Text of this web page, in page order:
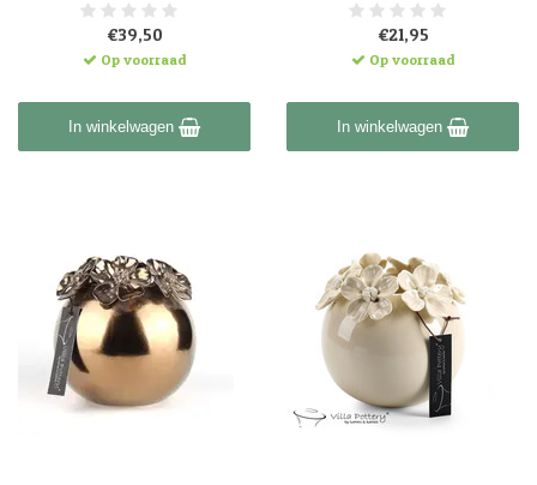
€39,50
Op voorraad
In winkelwagen
€21,95
Op voorraad
In winkelwagen